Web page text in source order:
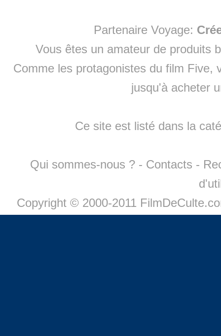
Partenaire Voyage:
Vous êtes un amateur de produits
Comme les protagonistes du film Five,
jusqu'à acheter
Ce site est listé dans la
Qui sommes-nous ? - Contacts -
Copyright © 2000-2011